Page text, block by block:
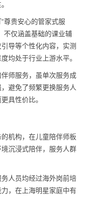
尊贵安心的管家式服
不仅涵盖基础的课业辅
导等个性化内容，实测
均处于行业上游水平。
师服务，虽单次服务成
避免了频繁更换服务人
具性价比。
机构，在儿童陪伴师板
沉浸式陪伴，服务人群
人员均经过海外岗前培
，在上海明星家庭中有